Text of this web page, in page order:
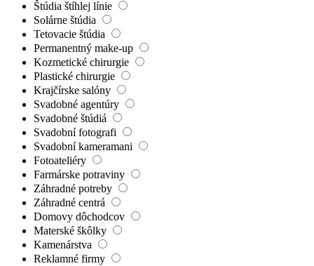
Štúdia štíhlej línie
Solárne štúdia
Tetovacie štúdia
Permanentný make-up
Kozmetické chirurgie
Plastické chirurgie
Krajčírske salóny
Svadobné agentúry
Svadobné štúdiá
Svadobní fotografi
Svadobní kameramani
Fotoateliéry
Farmárske potraviny
Záhradné potreby
Záhradné centrá
Domovy dôchodcov
Materské škôlky
Kamenárstva
Reklamné firmy